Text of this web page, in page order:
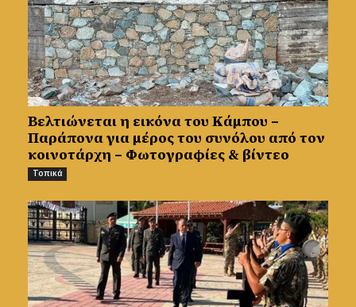
Βελτιώνεται η εικόνα του Κάμπου –
Παράπονα για μέρος του συνόλου από τον
κοινοτάρχη – Φωτογραφίες & βίντεο
Τοπικά